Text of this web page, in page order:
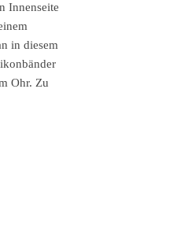
Innenseite
in diesem
Ohr. Zu